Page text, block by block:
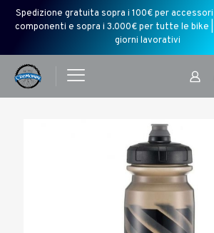
Spedizione gratuita sopra i 100€ per
componenti e sopra i 3.000€ per tutte le bike |
giorni lavorativi